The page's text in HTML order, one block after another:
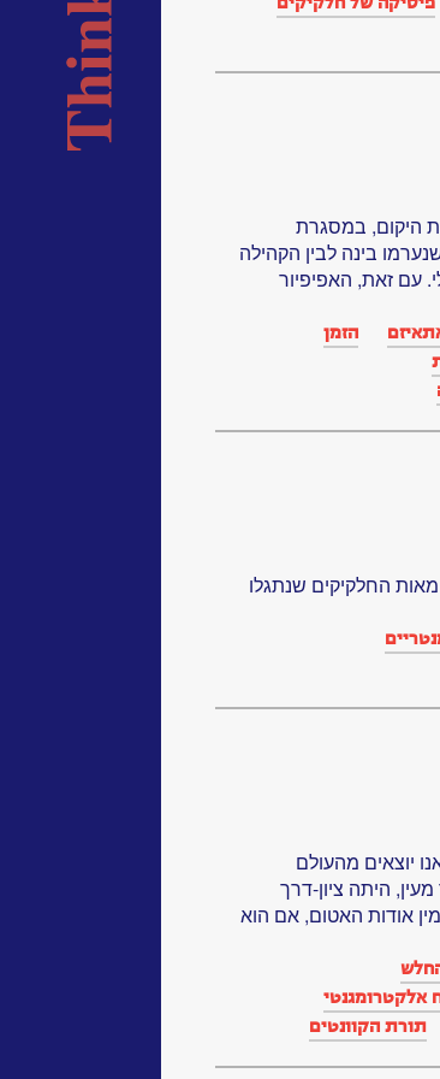
היקום, במסגרת
בינה לבין הקהילה
עם זאת, האפיפיור
הזמן
החלקיקים שנתגלו
יוצאים מהעולם
היתה ציון-דרך
אודות האטום, אם הוא
אלקטרומגנטי
תורת הקוונטים